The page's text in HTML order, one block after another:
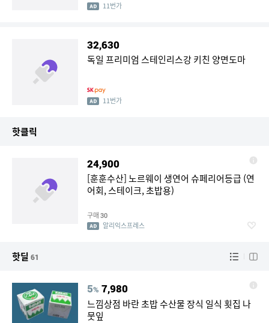
11번가
32,630
독일 프리미엄 스테인리스강 키친 양면도마
11번가
핫클릭
24,900
[훈훈수산] 노르웨이 생연어 슈페리어등급 (연
어회, 스테이크, 초밥용)
구매 30
알리익스프레스
핫딜 61
5% 7,980
느낌상점 바란 초밥 수산물 장식 일식 횟집 나
뭇잎